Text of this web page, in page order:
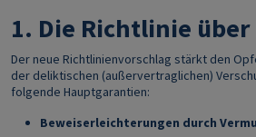
1. Die Richtlinie
Der neue Richtlinienvorschlag stärkt den
der deliktischen (außervertraglichen)
folgende Hauptgarantien:
Beweiserleichterungen durch